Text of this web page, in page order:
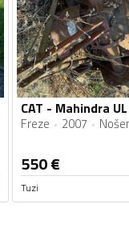
CAT - Mahindra
Freze 2007
550€
Tuzi